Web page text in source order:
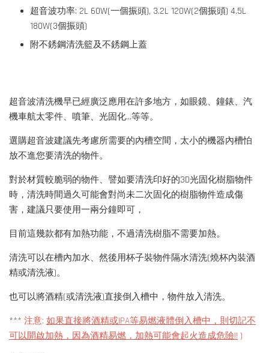
超音波功率: 2L 60W(一個振頭), 3.2L 120W(2個振頭) 4.5L
180W(3個振頭)
附不銹鋼清洗籃及不銹鋼上蓋
超音波清洗機早已經廣泛應用在許多地方，如眼鏡、鐘錶、汽
機車航太零件、噴筆、光固化...等等。
選購超音波建議先考慮所需要的內槽空間，太小的機器內槽怕
放不進您要清洗的物件。
對於材質較脆弱的物件、譬如要清洗印好的3D光固化樹脂物件
時，清洗時間過久可能會對尚未二次固化的樹脂物件造成傷
害，建議只要使用一兩分鐘即可，
目前這幾款都有加熱功能，不過清洗樹脂不需要加熱。
清洗可以在槽內加水、然後用杯子裝物件隔水清洗(燒杯內裝酒
精或清洗液)。
也可以將酒精(或清洗液)直接倒入槽中，物件放入清洗。
*** 注意: 如果直接將酒精或IPA等易燃液體倒入槽中，則切記不
可以開啟加熱，因為酒精易燃，加熱可能會起火造成危險!! )